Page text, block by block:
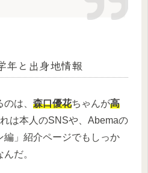
年と出身地情報
は、 森口優花ちゃんが高
は本人のSNSや、Abemaの
編」紹介ページでもしっか
だ。